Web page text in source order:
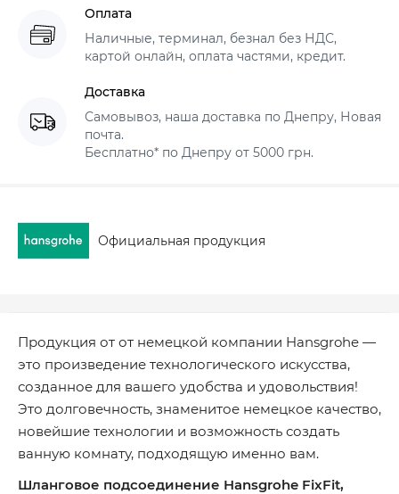
Оплата
Наличные, терминал, безнал без НДС,
картой онлайн, оплата частями, кредит.
Доставка
Самовывоз, наша доставка по Днепру, Новая
почта.
Бесплатно* по Днепру от 5000 грн.
Официальная продукция
Продукция от от немецкой компании Hansgrohe —
это произведение технологического искусства,
созданное для вашего удобства и удовольствия!
Это долговечность, знаменитое немецкое качество,
новейшие технологии и возможность создать
ванную комнату, подходящую именно вам.
Шланговое подсоединение Hansgrohe FixFit,